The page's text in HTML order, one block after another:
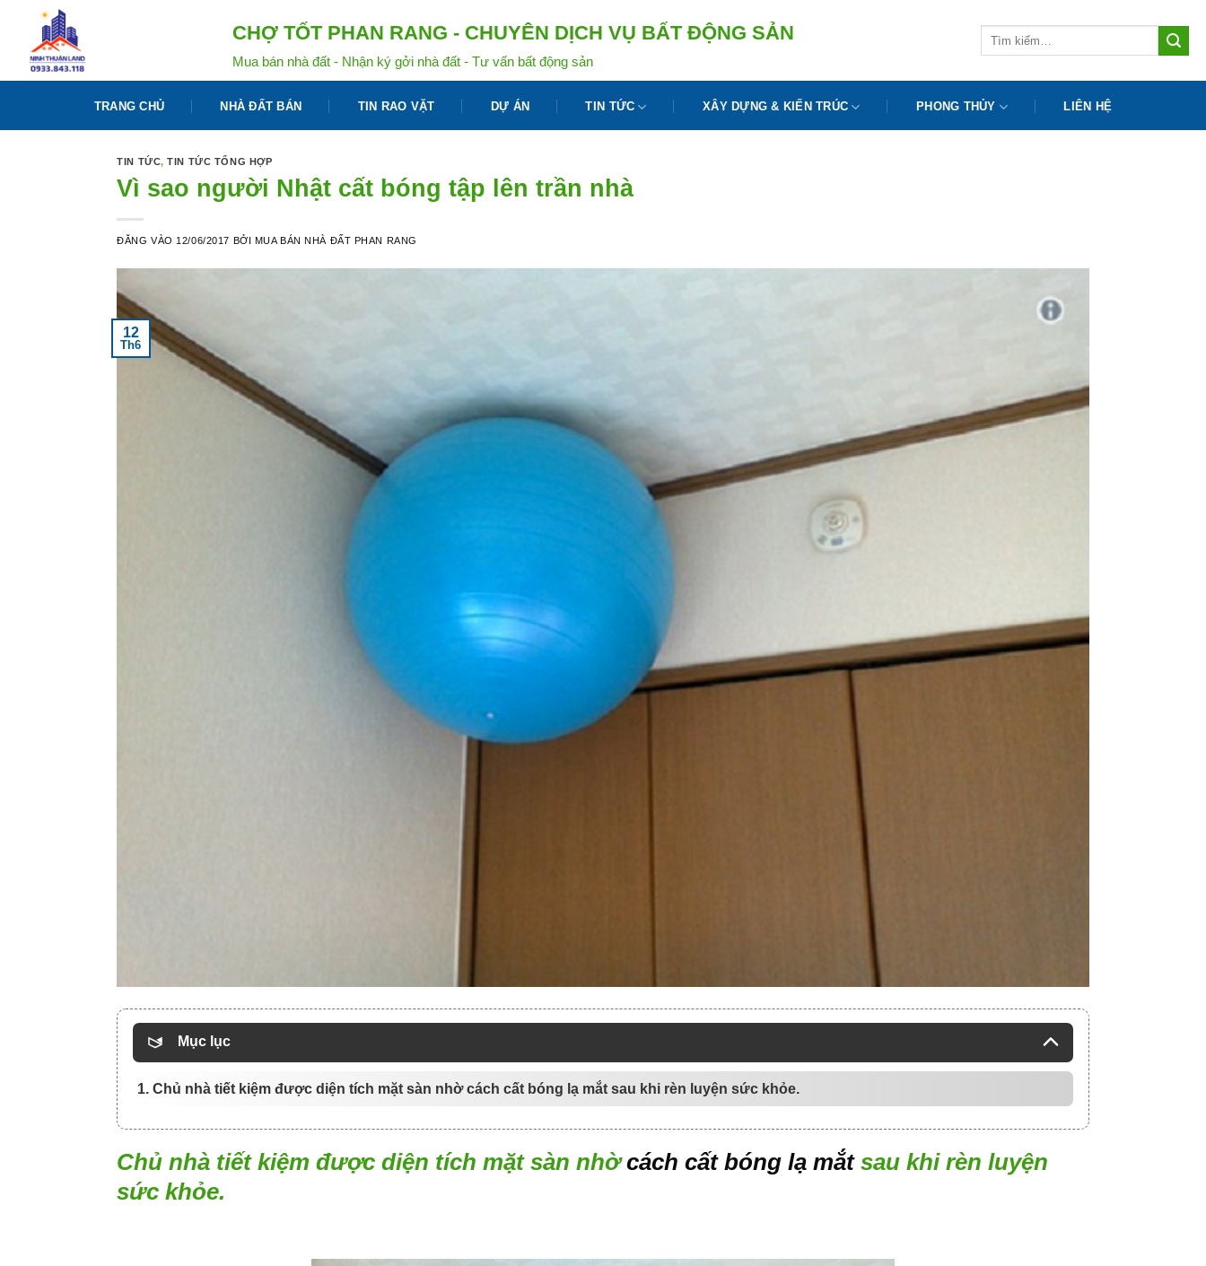
dung
CHỢ TỐT PHAN RANG - CHUYÊN DỊCH VỤ BẤT ĐỘNG SẢN
Mua bán nhà đất - Nhận ký gởi nhà đất - Tư vấn bất động sản
TRANG CHỦ NHÀ ĐẤT BÁN TIN RAO VẶT DỰ ÁN TIN TỨC XÂY DỰNG & KIẾN TRÚC PHONG THỦY LIÊN HỆ
TIN TỨC,TIN TỨC TỔNG HỢP
Vì sao người Nhật cất bóng tập lên trần nhà
ĐĂNG VÀO 12/06/2017 BỞI MUA BÁN NHÀ ĐẤT PHAN RANG
12
Th6
Mục lục
1. Chủ nhà tiết kiệm được diện tích mặt sàn nhờ cách cất bóng lạ mắt sau khi rèn luyện sức khỏe.
Chủ nhà tiết kiệm được diện tích mặt sàn nhờcách cất bóng lạ mắtsau khi rèn luyện
sức khỏe.